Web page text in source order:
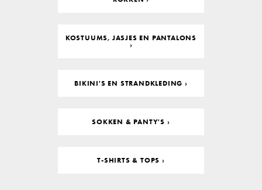
KOSTUUMS, JASJES EN PANTALONS
›
BIKINI'S EN STRANDKLEDING ›
SOKKEN & PANTY'S ›
T-SHIRTS & TOPS ›